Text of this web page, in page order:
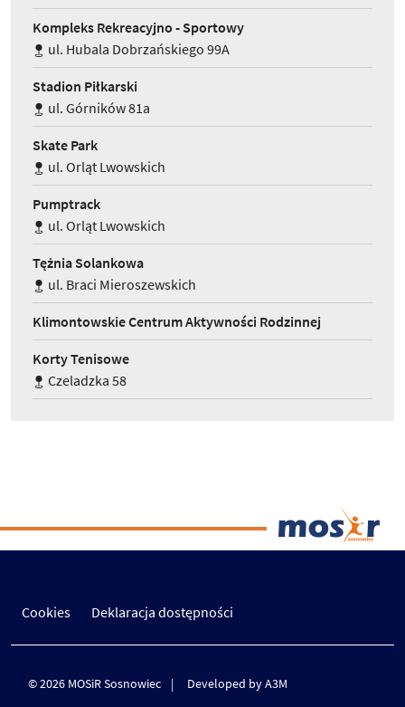
Kompleks Rekreacyjno - Sportowy
ul. Hubala Dobrzańskiego 99A
Stadion Piłkarski
ul. Górników 81a
Skate Park
ul. Orląt Lwowskich
Pumptrack
ul. Orląt Lwowskich
Tężnia Solankowa
ul. Braci Mieroszewskich
Klimontowskie Centrum Aktywności Rodzinnej
Korty Tenisowe
Czeladzka 58
Cookies Deklaracja dostępności
© 2026 MOSiR Sosnowiec Developed by A3M